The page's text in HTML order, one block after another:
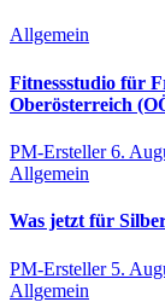
Allgemein
Fitnessstudio für
Oberösterreich
PM-Ersteller6.
Allgemein
Was jetzt für
PM-Ersteller 5.
Allgemein